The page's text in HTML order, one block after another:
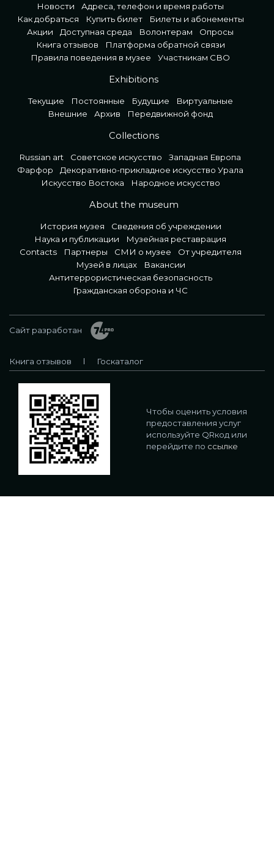
Новости
Адреса, телефон и время работы
Как добраться
Купить билет
Билеты и абонементы
Акции
Доступная среда Волонтерам
Опросы
Книга отзывов
Платформа обратной связи
Правила поведения в музее
Участникам СВО
Exhibitions
Текущие Постоянные Будущие
Виртуальные
Внешние
Архив Передвижной фонд
Collections
Russian art Советское искусство
Западная Европа
Фарфор
Декоративно-прикладное искусство Урала
Искусство Востока
Народное искусство
About the museum
История музея
Сведения об учреждении
Наука и публикации
Музейная реставрация
Contacts
Партнеры СМИ о музее
От учредителя
Музей в лицах
Вакансии
Антитеррористическая безопасность
Гражданская оборона и ЧС
Сайт разработан
Книга отзывов Госкаталог
Чтобы оценить условия
предоставления услуг
используйте QRкод или
перейдите по ссылке